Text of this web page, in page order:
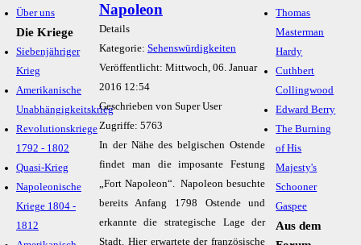
Über uns
Die Kriege
Siebenjähriger
Krieg
Amerikanische
Unabhängigkeitskrieg
Revolutionskriege
1792 - 1802
Quasi-Krieg
Napoleonische
Kriege 1804 -
1812
Napoleon
Details
Kategorie: Sehenswürdigkeiten
Veröffentlicht: Mittwoch, 06. Januar
2016 12:54
Geschrieben von Super User
Zugriffe: 5763
In der Nähe des belgischen Ostende
findet man die imposante Festung
„Fort Napoleon“. Napoleon besuchte
bereits Anfang 1798 Ostende und
erkannte die strategische Lage der
Stadt. Hier erwartete der französische
Thomas
Masterman
Hardy
Cuthbert
Collingwood
Edward Berry
The Burning
of His
Majesty's
Schooner
Gaspee
Aus dem